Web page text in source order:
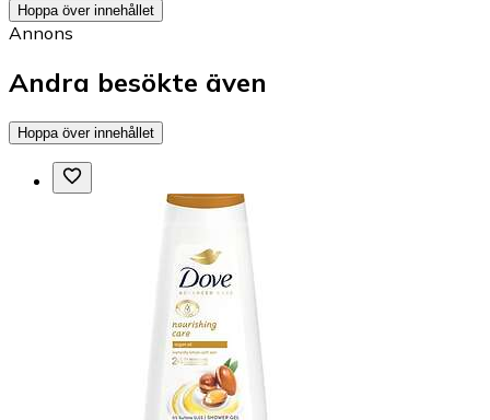
Hoppa över innehållet
Annons
Andra besökte även
Hoppa över innehållet